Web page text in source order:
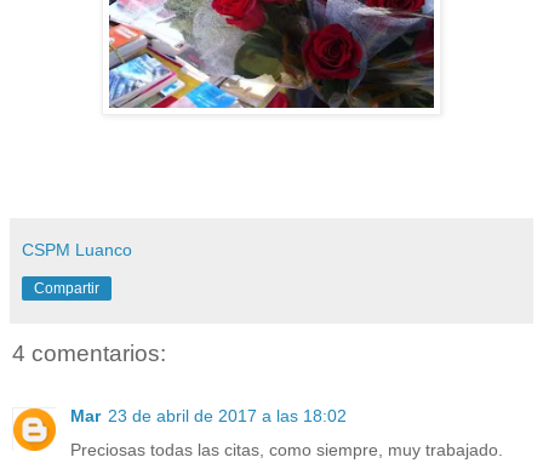
CSPM Luanco
Compartir
4 comentarios:
Mar 23 de abril de 2017 a las 18:02
Preciosas todas las citas, como siempre, muy trabajado.